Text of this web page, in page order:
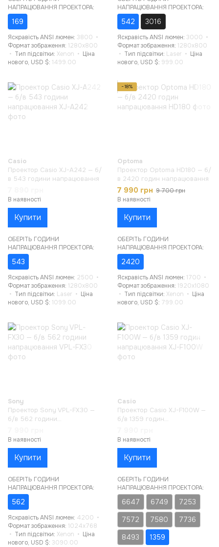
НАПРАЦЮВАННЯ ПРОЕКТОРА:
169
Яскравість ANSI люмен 3800
Формат зображення 1280x800
Тип підсвітки Xenon
Ціна
нового, USD $ 1499.00
НАПРАЦЮВАННЯ ПРОЕКТОРА:
542 3016
Яскравість ANSI люмен 3000
Формат зображення 1280x800
Тип підсвітки Laser
Ціна
нового, USD $ 999.00
Casio
Проектор Casio XJ-A242 — б/
в 543 години напрацювання
В наявності
Купити
ОБЕРІТЬ ГОДИНИ
НАПРАЦЮВАННЯ ПРОЕКТОРА:
543
Яскравість ANSI люмен 2500
Формат зображення 1280x800
Тип підсвітки Laser
Ціна
нового, USD $ 1099.00
−18%
Optoma
Проектор Optoma HD180 — б/
в 2420 годин напрацювання
7 990 грн 9 700 грн
В наявності
Купити
ОБЕРІТЬ ГОДИНИ
НАПРАЦЮВАННЯ ПРОЕКТОРА:
2420
Яскравість ANSI люмен 1700
Формат зображення 1920x1080
Тип підсвітки Xenon
Ціна
нового, USD $ 799.00
Sony
Проектор Sony VPL-FX30 —
б/в 562 години
В наявності
Купити
ОБЕРІТЬ ГОДИНИ
НАПРАЦЮВАННЯ ПРОЕКТОРА:
562
Яскравість ANSI люмен 4200
Формат зображення 1024x768
Тип підсвітки Xenon
Ціна
нового, USD $ 3090.00
Casio
Проектор Casio XJ-F100W —
б/в 1359 годин
В наявності
Купити
ОБЕРІТЬ ГОДИНИ
НАПРАЦЮВАННЯ ПРОЕКТОРА:
6647 6749
7253
7572
7580
7736
8493
1359